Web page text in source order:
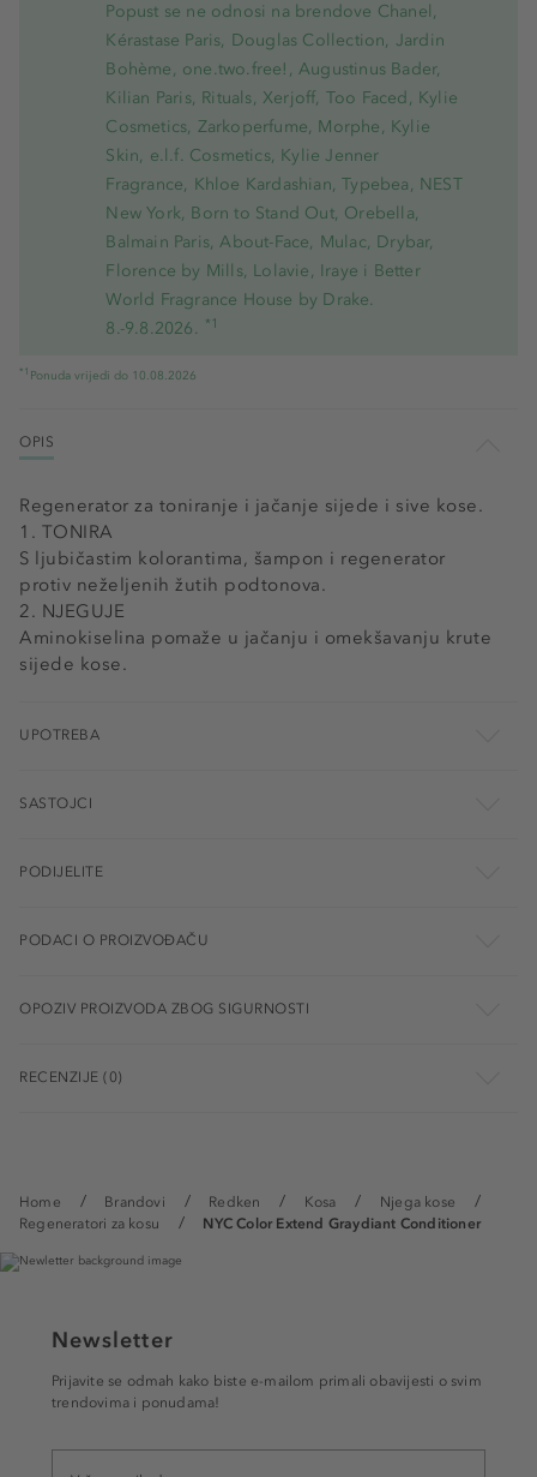
Home Brandovi Redken Kosa
Njega kose
Regeneratori za kosu
NYC Color Extend Graydiant Conditioner
Popust se ne odnosi na brendove Chanel,
Kérastase Paris, Douglas Collection, Jardin
Bohème, one.two.free!, Augustinus Bader,
Kilian Paris, Rituals, Xerjoff, Too Faced, Kylie
Cosmetics, Zarkoperfume, Morphe, Kylie
Skin, e.l.f. Cosmetics, Kylie Jenner
Fragrance, Khloe Kardashian, Typebea, NEST
New York, Born to Stand Out, Orebella,
Balmain Paris, About-Face, Mulac, Drybar,
Florence by Mills, Lolavie, Iraye i Better
World Fragrance House by Drake.
8.-9.8.2026. *1
*1 Ponuda vrijedi do 10.08.2026
OPIS
Regenerator za toniranje i jačanje sijede i sive kose.
1. TONIRA
S ljubičastim kolorantima, šampon i regenerator
protiv neželjenih žutih podtonova.
2. NJEGUJE
Aminokiselina pomaže u jačanju i omekšavanju krute
sijede kose.
UPOTREBA
SASTOJCI
PODIJELITE
PODACI O PROIZVOĐAČU
OPOZIV PROIZVODA ZBOG SIGURNOSTI
RECENZIJE (0)
Newsletter
Prijavite se odmah kako biste e-mailom primali obavijesti o svim
trendovima i ponudama!